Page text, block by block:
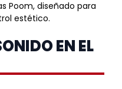
Poom, diseñado para
estético.
EN EL